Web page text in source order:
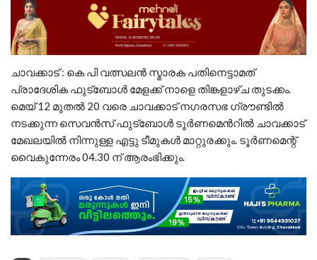
ചാവക്കാട് : കെ പി വത്സലൻ സ്മാരക പതിനെട്ടാമത്
പ്രാദേശിക ഫുട്ബോൾ മേളക്ക് നാളെ തിങ്കളാഴ്ച തുടക്കം.
മെയ് 12 മുതൽ 20 വരെ ചാവക്കാട് നഗരസഭ ഗ്രൗണ്ടിൽ
നടക്കുന്ന സെവൻസ് ഫുട്ബോൾ ടൂർണമെൻറിൽ ചാവക്കാട്
മേഖലയിൽ നിന്നുള്ള എട്ടു ടീമുകൾ മാറ്റുരക്കും. ടൂർണമെന്റ്
വൈകുന്നേരം 04.30 ന് ആരംഭിക്കും.